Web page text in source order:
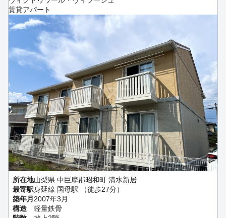
賃貸アパート
所在地山梨県 中巨摩郡昭和町 清水新居
最寄駅身延線 国母駅 （徒歩27分）
築年月 2007年3月
構造
軽量鉄骨